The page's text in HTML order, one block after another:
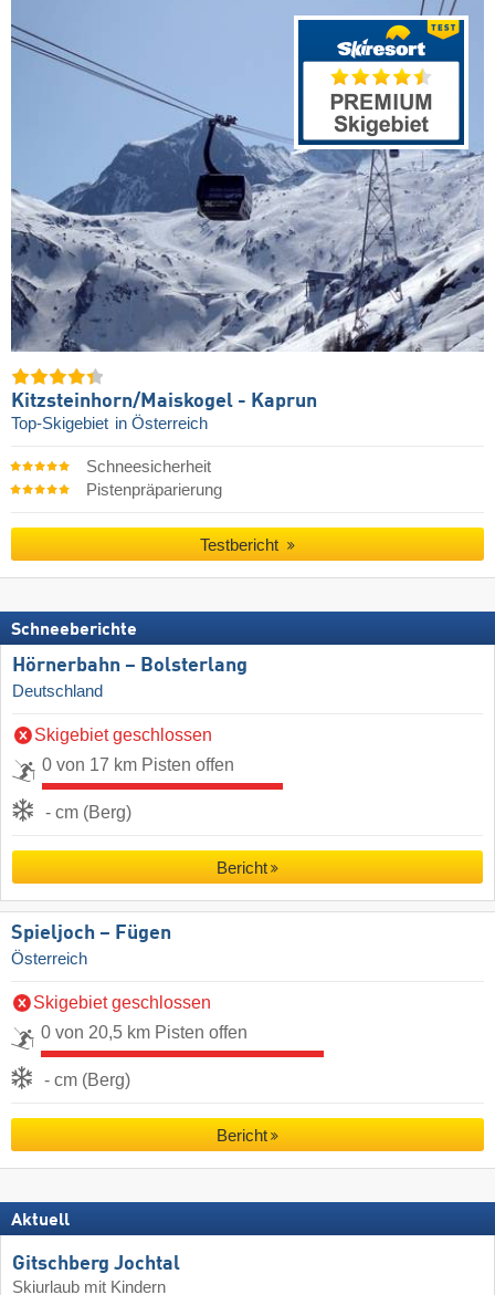
Kitzsteinhorn/​Maiskogel - Kaprun
Top-Skigebiet in Österreich
Schneesicherheit
Pistenpräparierung
Testbericht
Schneeberichte
Hörnerbahn – Bolsterlang
Deutschland
Skigebiet geschlossen
0 von 17 km Pisten offen
- cm (Berg)
Bericht
Spieljoch – Fügen
Österreich
Skigebiet geschlossen
0 von 20,5 km Pisten offen
- cm (Berg)
Bericht
Aktuell
Gitschberg Jochtal
Skiurlaub mit Kindern